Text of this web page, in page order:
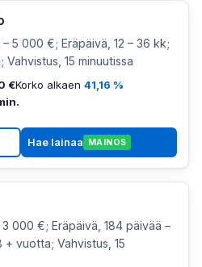
5 000 €; Eräpäivä, 12 – 36 kk;
15 minuutissa
€Korko alkaen 41,16 %
Hae lainaa MAINOS
000 €; Eräpäivä, 184 päivää –
+ vuotta; Vahvistus, 15